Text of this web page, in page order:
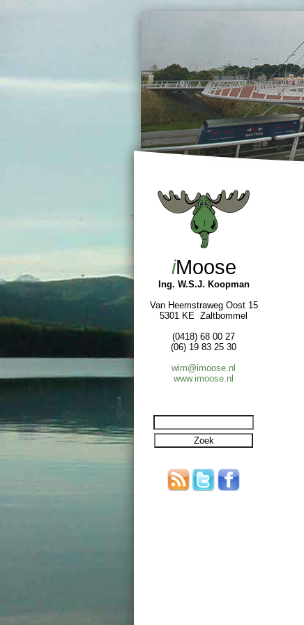
iMoose
Ing. W.S.J. Koopman
Van Heemstraweg Oost 15
5301 KE Zaltbommel
(0418) 68 00 27
(06) 19 83 25 30
wim@imoose.nl
www.imoose.nl